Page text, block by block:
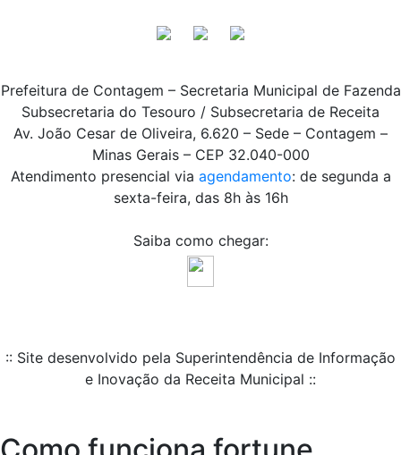
Prefeitura de Contagem – Secretaria Municipal de Fazenda
Subsecretaria do Tesouro / Subsecretaria de Receita
Av. João Cesar de Oliveira, 6.620 – Sede – Contagem –
Minas Gerais – CEP 32.040-000
Atendimento presencial via agendamento: de segunda a
sexta-feira, das 8h às 16h
Saiba como chegar:
:: Site desenvolvido pela Superintendência de Informação
e Inovação da Receita Municipal ::